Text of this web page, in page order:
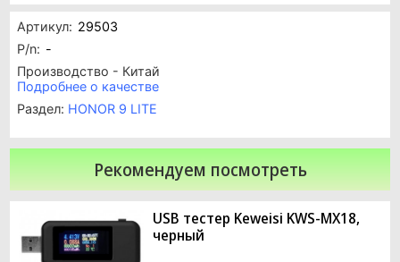
Артикул: 29503
P/n: -
Производство - Китай
Подробнее о качестве
Раздел: HONOR 9 LITE
Рекомендуем посмотреть
USB тестер Keweisi KWS-MX18,
черный